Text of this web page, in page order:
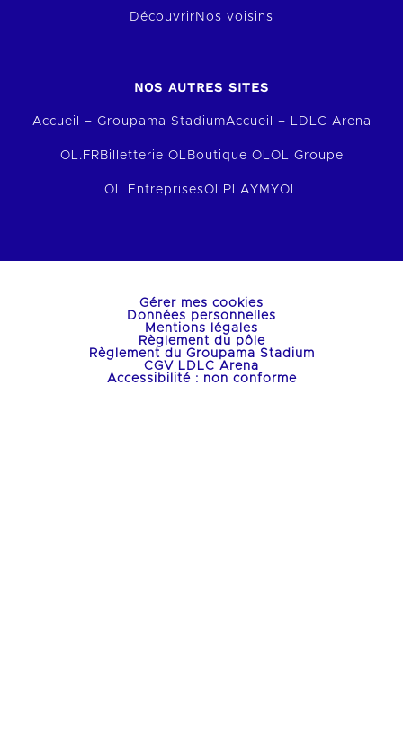
Découvrir Nos voisins
NOS AUTRES SITES
Accueil – Groupama StadiumAccueil – LDLC Arena
OL.FR Billetterie OL Boutique OLOL Groupe
OL EntreprisesOLPLAY MYOL
Gérer mes cookies
Données personnelles
Mentions légales
Règlement du pôle
Règlement du Groupama Stadium
CGV LDLC Arena
Accessibilité : non conforme